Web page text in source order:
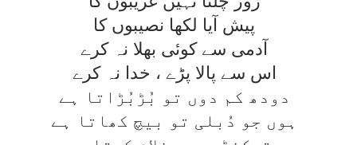
پيش آيا لکھا نصيبوں کا
آدمی سے کوئی بھلا نہ کرے
اس سے پالا پڑے ، خدا نہ کرے
دودھ کم دوں تو بُڑبُڑاتا ہے
ہوں جو دُبلی تو بيچ کھاتا ہے